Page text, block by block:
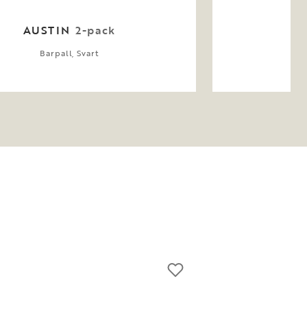
AUSTIN 2-pack
Barpall, Svart